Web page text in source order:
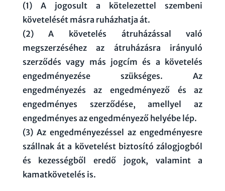
(1) A jogosult a kötelezettel szembeni
követelését másra ruházhatja át.
(2) A követelés átruházással való
megszerzéséhez az átruházásra irányuló
szerződés vagy más jogcím és a követelés
engedményezése szükséges. Az
engedményezés az engedményező és az
engedményes szerződése, amellyel az
engedményes az engedményező helyébe lép.
(3) Az engedményezéssel az engedményesre
szállnak át a követelést biztosító zálogjogból
és kezességből eredő jogok, valamint a
kamatkövetelés is.